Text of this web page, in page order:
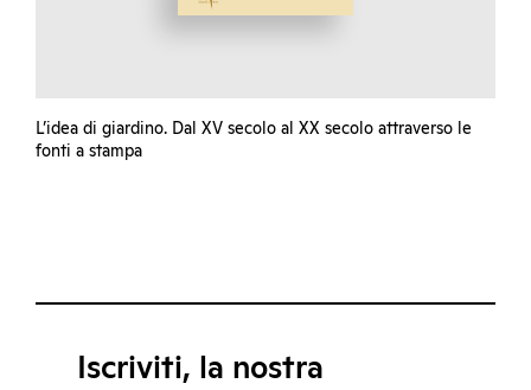
L’idea di giardino. Dal XV secolo al XX secolo attraverso le
fonti a stampa
Iscriviti, la nostra